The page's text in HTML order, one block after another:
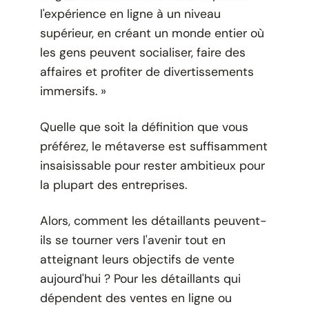
l'expérience en ligne à un niveau
supérieur, en créant un monde entier où
les gens peuvent socialiser, faire des
affaires et profiter de divertissements
immersifs. »
Quelle que soit la définition que vous
préférez, le métaverse est suffisamment
insaisissable pour rester ambitieux pour
la plupart des entreprises.
Alors, comment les détaillants peuvent-
ils se tourner vers l'avenir tout en
atteignant leurs objectifs de vente
aujourd'hui ? Pour les détaillants qui
dépendent des ventes en ligne ou